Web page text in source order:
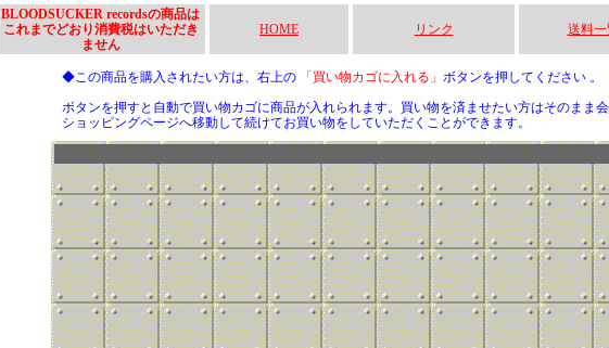
BLOODSUCKER recordsの商品は
これまでどおり消費税はいただき
ません
HOME リンク 送料
◆この商品を購入されたい方は、右上の 「買い物カゴに入れる」 ボタンを押してください 。
ボタンを押すと自動で買い物カゴに商品が入れられます。買い物を済ませたい方はそのまま
ショッピングページへ移動して続けてお買い物をしていただくことができます。